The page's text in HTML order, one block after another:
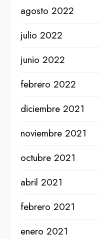
agosto 2022
julio 2022
junio 2022
febrero 2022
diciembre 2021
noviembre 2021
octubre 2021
abril 2021
febrero 2021
enero 2021